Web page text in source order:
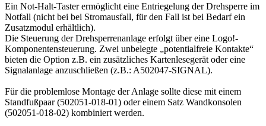
Ein Not-Halt-Taster ermöglicht eine Entriegelung der Drehsperre im
Notfall (nicht bei bei Stromausfall, für den Fall ist bei Bedarf ein
Zusatzmodul erhältlich).
Die Steuerung der Drehsperrenanlage erfolgt über eine Logo!-
Komponentensteuerung. Zwei unbelegte „potentialfreie Kontakte“
bieten die Option z.B. ein zusätzliches Kartenlesegerät oder eine
Signalanlage anzuschließen (z.B.: A502047-SIGNAL).
Für die problemlose Montage der Anlage sollte diese mit einem
Standfußpaar (502051-018-01) oder einem Satz Wandkonsolen
(502051-018-02) kombiniert werden.